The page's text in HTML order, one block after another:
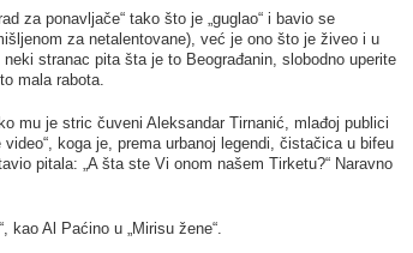
za ponavljače“ tako što je „guglao“ i bavio se
za netalentovane), već je ono što je živeo i u
stranac pita šta je to Beograđanin, slobodno uperite
mala rabota.
mu je stric čuveni Aleksandar Tirnanić, mlađoj publici
koga je, prema urbanoj legendi, čistačica u bifeu
pitala: „A šta ste Vi onom našem Tirketu?“ Naravno
kao Al Paćino u „Mirisu žene“.